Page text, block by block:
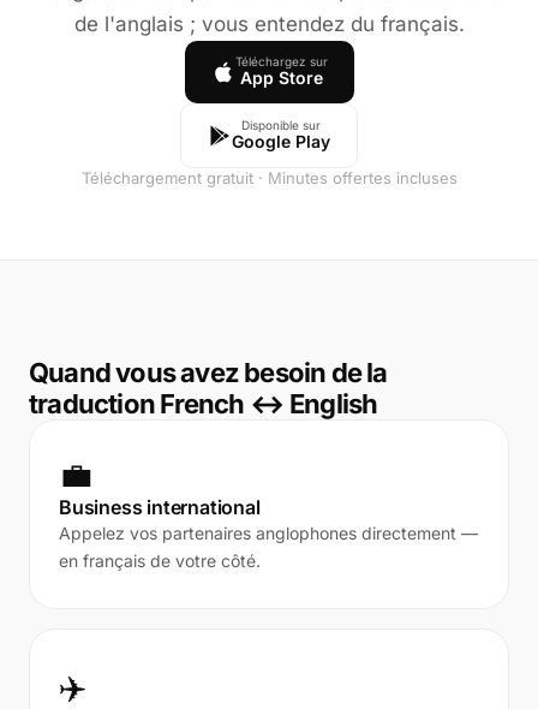
de l'anglais ; vous entendez du français.
Téléchargez sur
App Store
Disponible sur
Google Play
Téléchargement gratuit · Minutes offertes incluses
Quand vous avez besoin de la
traduction French ↔ English
💼
Business international
Appelez vos partenaires anglophones directement —
en français de votre côté.
✈️